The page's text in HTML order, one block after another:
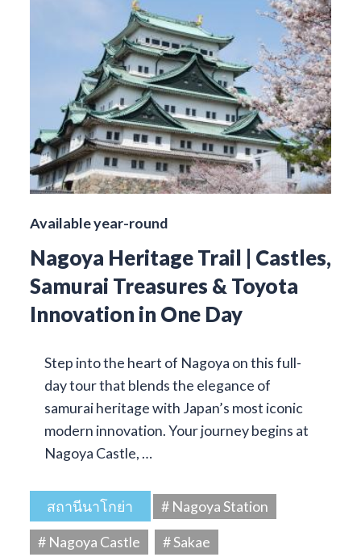
Available year-round
Nagoya Heritage Trail | Castles,
Samurai Treasures & Toyota
Innovation in One Day
Step into the heart of Nagoya on this full-
day tour that blends the elegance of
samurai heritage with Japan’s most iconic
modern innovation. Your journey begins at
Nagoya Castle, …
สถานีนาโกย่า
# Nagoya Station
# Nagoya Castle
# Sakae